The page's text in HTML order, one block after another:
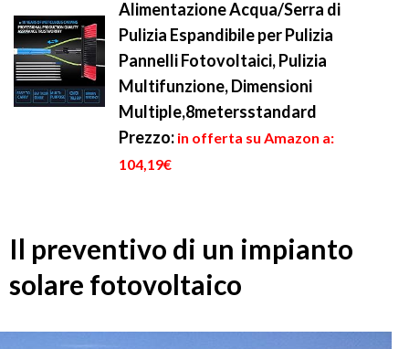
Alimentazione Acqua/Serra di
Pulizia Espandibile per Pulizia
Pannelli Fotovoltaici, Pulizia
Multifunzione, Dimensioni
Multiple,8metersstandard
Prezzo: in offerta su Amazon a:
104,19€
Il preventivo di un impianto
solare fotovoltaico